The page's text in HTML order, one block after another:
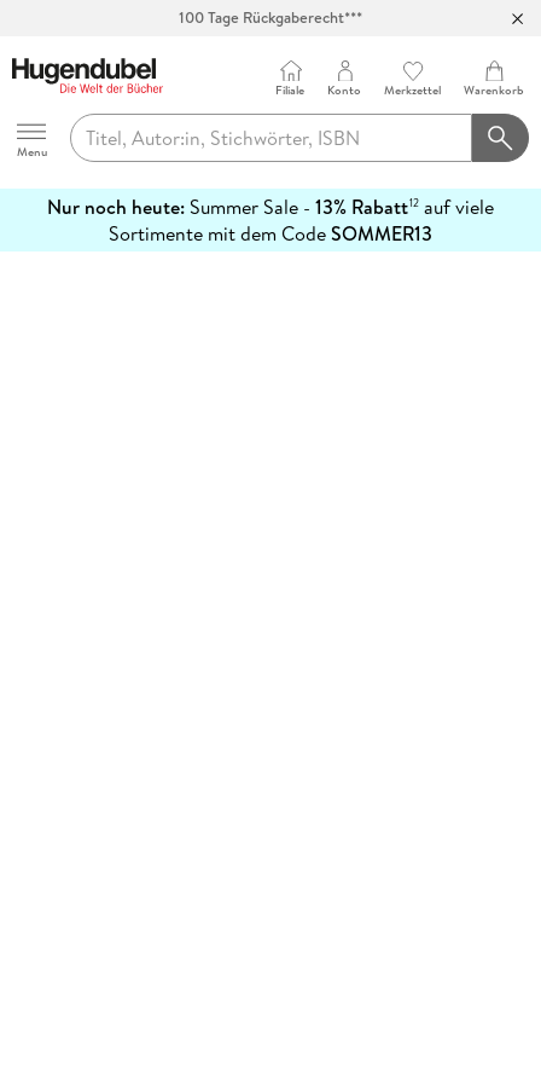
100 Tage Rückgaberecht***
Hugendubel
Menu
Filiale Konto Merkzettel Warenkorb
Nur noch heute: Summer Sale - 13% Rabatt12 auf viele
Sortimente mit dem CodeSOMMER13
erfahren